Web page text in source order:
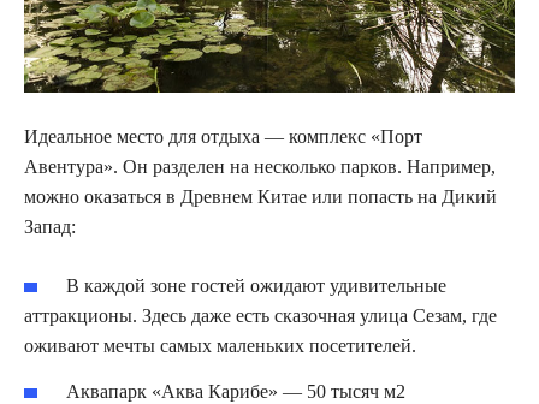
Идеальное место для отдыха — комплекс «Порт
Авентура». Он разделен на несколько парков. Например,
можно оказаться в Древнем Китае или попасть на Дикий
Запад:
В каждой зоне гостей ожидают удивительные
аттракционы. Здесь даже есть сказочная улица Сезам, где
оживают мечты самых маленьких посетителей.
Аквапарк «Аква Карибе» — 50 тысяч м2